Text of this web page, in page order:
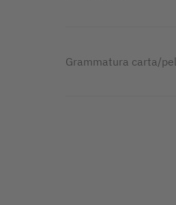
Grammatura carta/